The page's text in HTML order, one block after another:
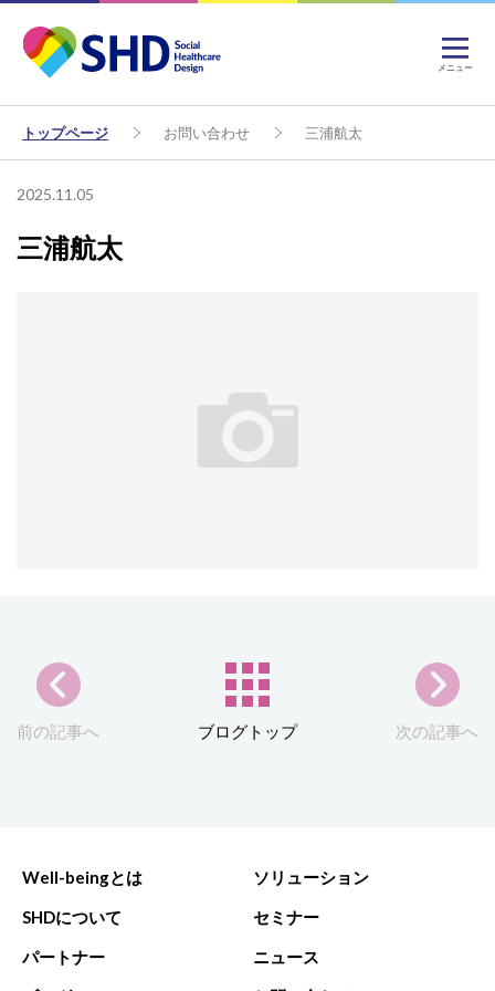
メニュー
トップページ お問い合わせ 三浦航太
2025.11.05
三浦航太
前の記事へ ブログトップ 次の記事へ
Well-beingとは
ソリューション
SHDについて
セミナー
パートナー
ニュース